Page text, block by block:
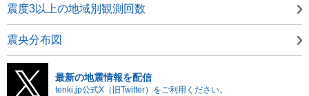
震度3以上の地域別観測回数
震央分布図
最新の地震情報を配信
tenki.jp公式X（旧Twitter）をご利用ください。